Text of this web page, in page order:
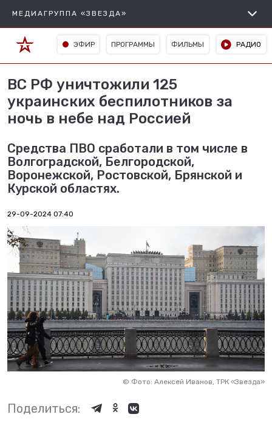
МЕДИАГРУППА «ЗВЕЗДА»
ЭФИР ПРОГРАММЫ ФИЛЬМЫ РАДИО
ВС РФ уничтожили 125
украинских беспилотников за
ночь в небе над Россией
Средства ПВО сработали в том числе в
Волгоградской, Белгородской,
Воронежской, Ростовской, Брянской и
Курской областях.
29-09-2024 07:40
© Фото: Алексей Иванов, ТРК «Звезда»
Поделиться: